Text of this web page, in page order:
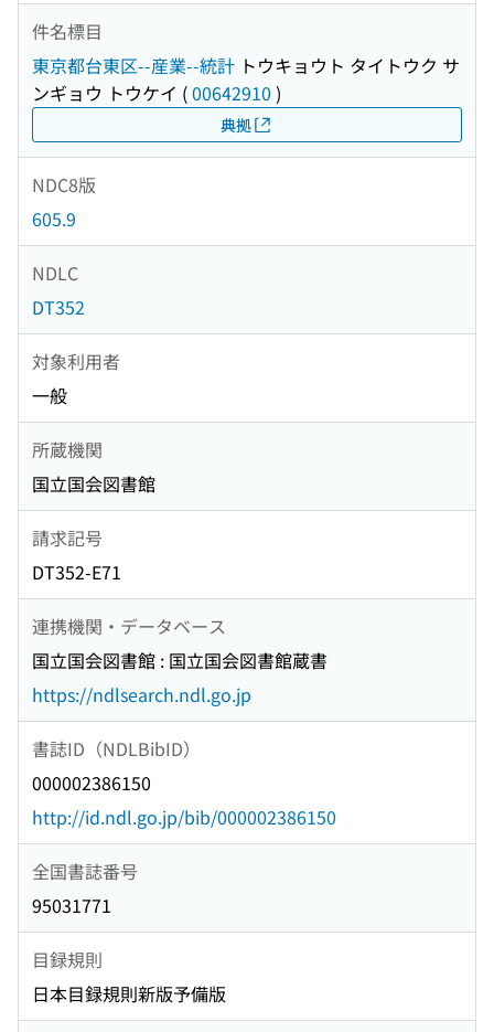
件名標目
東京都台東区--産業--統計 トウキョウト タイトウク サ
ンギョウ トウケイ (00642910 )
典拠
NDC8版
605.9
NDLC
DT352
対象利用者
一般
所蔵機関
国立国会図書館
請求記号
DT352-E71
連携機関・データベース
国立国会図書館 : 国立国会図書館蔵書
https://ndlsearch.ndl.go.jp
書誌ID（NDLBibID）
000002386150
http://id.ndl.go.jp/bib/000002386150
全国書誌番号
95031771
目録規則
日本目録規則新版予備版